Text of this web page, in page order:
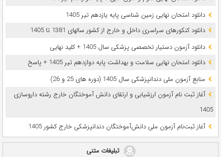
دانلود امتحان نهایی زمین شناسی پایه یازدهم تیر 1405
دانلود کنکورهای سراسری داخل و خارج از کشور سالهای 1381 تا 1405
دانلود آزمون دستیار تخصصی پزشکی سال 1405 + کلید نهایی
دانلود امتحان نهایی سلامت و بهداشت پایه دوازدهم تیر 1405 + پاسخ
ﻣﻨﺎﺑﻊ آزﻣﻮن ﻣﻠﯽ دندانپزشکی سال 1405 (دوره های 25 و 26)
آغاز ثبت نام آزمون‌ ارزشیابی و ارتقای دانش آموختگان خارج رشته داروسازی
1405
آغاز ثبت‌نام آزمون ملی دانش‌آموختگان دندانپزشکی خارج کشور 1405
تبلیغات متنی